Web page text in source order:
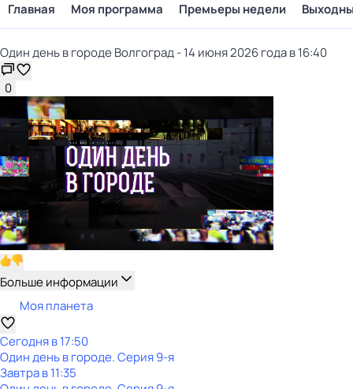
Главная Моя программа Премьеры недели
Один день в городе Волгоград - 14 июня 2026 года в 16:40
0
Больше информации
Моя планета
Сегодня в 17:50
Один день в городе. Серия 9-я
Завтра в 11:35